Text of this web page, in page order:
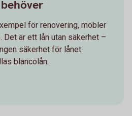
för renovering, möbler
Det är ett lån utan säkerhet –
säkerhet för lånet.
blancolån.